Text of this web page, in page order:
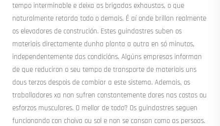
tempo interminable e deixa as brigadas exhaustas, o que
naturalmente retarda todo o demais. É aí onde brillan realmente
os elevadores de construción. Estes guindastres suben os
materiais directamente dunha planta a outra en só minutos,
independentemente das condicións. Algúns empresas informan
de que reduciron o seu tempo de transporte de materiais uns
dous terzos despois de cambiar a este sistema. Ademais, os
traballadores xa non sufren constantemente dores nas costas ou
esforzos musculares. O mellor de todo? Os guindastres seguen
funcionando con choiva ou sol e non se cansan como as persoas.